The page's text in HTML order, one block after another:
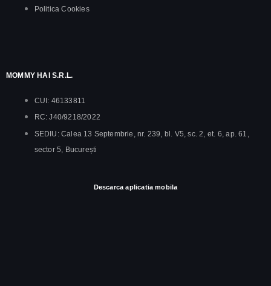
Politica Cookies
MOMMY HAI S.R.L.
CUI: 46133811
RC: J40/9218/2022
SEDIU: Calea 13 Septembrie, nr. 239, bl. V5, sc. 2, et. 6, ap. 61,
sector 5, București
Descarca aplicatia mobila